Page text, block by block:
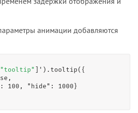
анимации добавляются
" tooltip "
]').tooltip({
100, "hide": 1000}